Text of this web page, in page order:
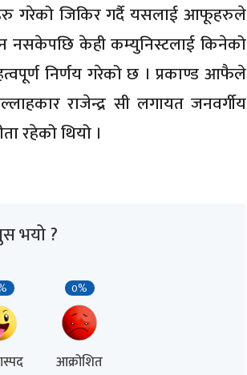
गरेको जिकिर गर्दै यसलाई आफूहरुले
नसकेपछि केही कम्युनिस्टलाई किनेको
निर्णय गरेको छ । प्रकाण्ड आफैले
राजेन्द्र सी लगायत जनवर्गीय
रहेको थियो ।
भयो ?
0%
आक्रोशित